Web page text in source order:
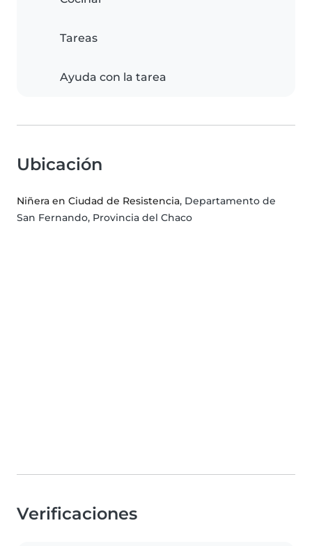
Tareas
Ayuda con la tarea
Ubicación
Niñera en Ciudad de Resistencia, Departamento de
San Fernando, Provincia del Chaco
Verificaciones